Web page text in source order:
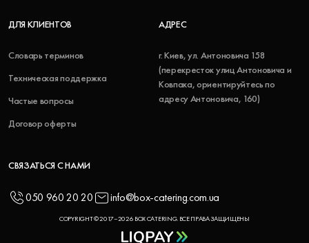
ДЛЯ КЛИЕНТОВ
Словарь терминов
Техническая поддержка
Частые вопросы
Договор оферты
АДРЕС
г. Киев, ул. Антоновича 158
(перекресток улиц Антоновича и
Ковпака, ориентируйтесь по
адресу Антоновича, 160)
СВЯЗАТЬСЯ С НАМИ
050 960 20 20 info@box-catering.com.ua
COPYRIGHT © 2017–2026 BOX CATERING. ВСЕ ПРАВА ЗАЩИЩЕНЫ